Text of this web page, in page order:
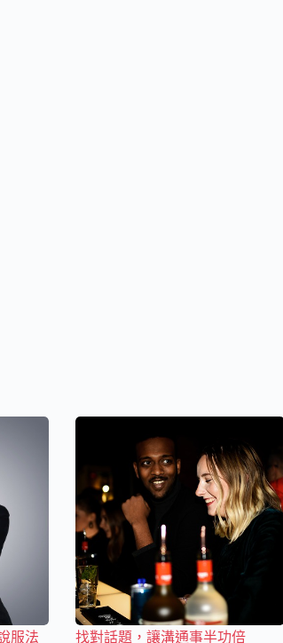
服法 找對話題，讓溝通事半功倍